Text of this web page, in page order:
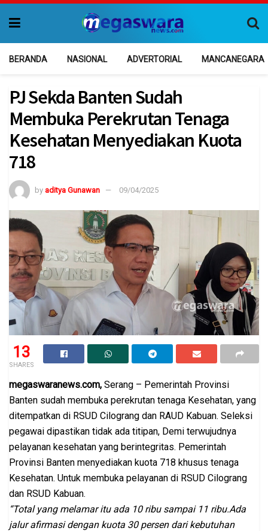
BERANDA NASIONAL ADVERTORIAL MANCANEGARA
PJ Sekda Banten Sudah
Membuka Perekrutan Tenaga
Kesehatan Menyediakan Kuota
718
by aditya Gunawan 09/04/2025
13
SHARES
megaswaranews.com, Serang – Pemerintah Provinsi
Banten sudah membuka perekrutan tenaga Kesehatan, yang
ditempatkan di RSUD Cilograng dan RAUD Kabuan. Seleksi
pegawai dipastikan tidak ada titipan, Demi terwujudnya
pelayanan kesehatan yang berintegritas. Pemerintah
Provinsi Banten menyediakan kuota 718 khusus tenaga
Kesehatan. Untuk membuka pelayanan di RSUD Cilograng
dan RSUD Kabuan.
“Total yang melamar itu ada 10 ribu sampai 11 ribu.Ada
jalur afirmasi dengan kuota 30 persen dari kebutuhan